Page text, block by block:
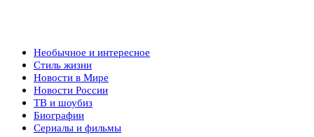
Необычное и интересное
Стиль жизни
Новости в Мире
Новости России
ТВ и шоубиз
Биографии
Сериалы и фильмы